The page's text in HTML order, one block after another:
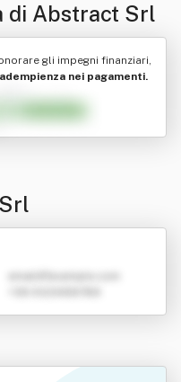
di Abstract Srl
gli impegni finanziari,
nei pagamenti.